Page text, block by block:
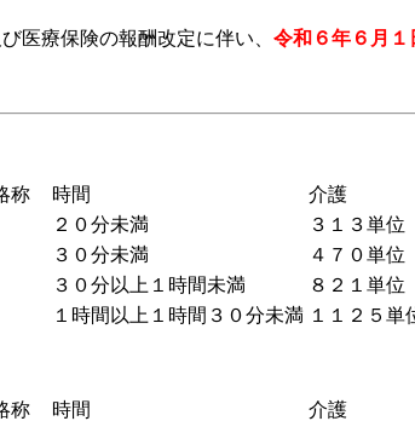
医療保険の報酬改定に伴い、 令和６年６月１
称 時間 介護
２０分未満 ３１３単位
３０分未満 ４７０単位
３０分以上１時間未満 ８２１単位
１時間以上１時間３０分未満 １１２５単
称 時間 介護